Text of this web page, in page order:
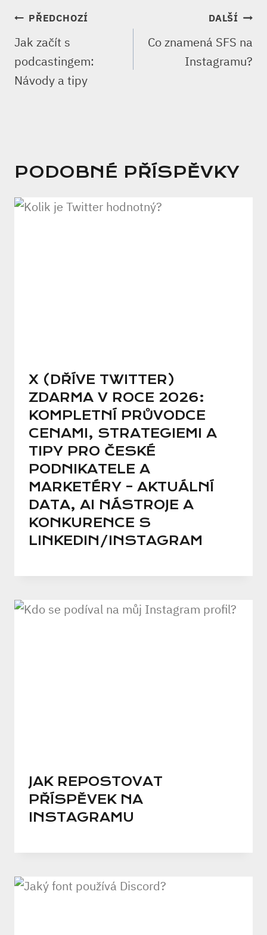
NAVIGACE
PRO
PŘÍSPĚVEK
PŘEDCHOZÍ
Jak začít s
podcastingem:
Návody a tipy
DALŠÍ
Co znamená SFS na
Instagramu?
PODOBNÉ PŘÍSPĚVKY
X (DŘÍVE TWITTER)
ZDARMA V ROCE 2026:
KOMPLETNÍ PRŮVODCE
CENAMI, STRATEGIEMI A
TIPY PRO ČESKÉ
PODNIKATELE A
MARKETÉRY – AKTUÁLNÍ
DATA, AI NÁSTROJE A
KONKURENCE S
LINKEDIN/INSTAGRAM
JAK REPOSTOVAT
PŘÍSPĚVEK NA
INSTAGRAMU